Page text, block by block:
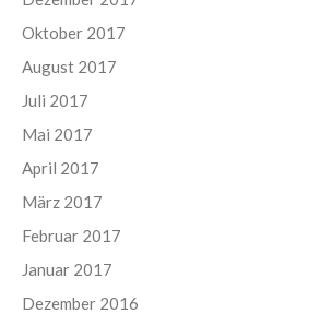
Oktober 2017
August 2017
Juli 2017
Mai 2017
April 2017
März 2017
Februar 2017
Januar 2017
Dezember 2016